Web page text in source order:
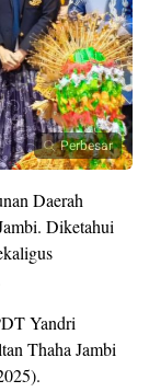
Perbesar
Daerah
Diketahui
Yandri
Thaha Jambi